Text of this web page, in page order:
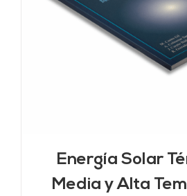
Energía Solar
Media y Alta